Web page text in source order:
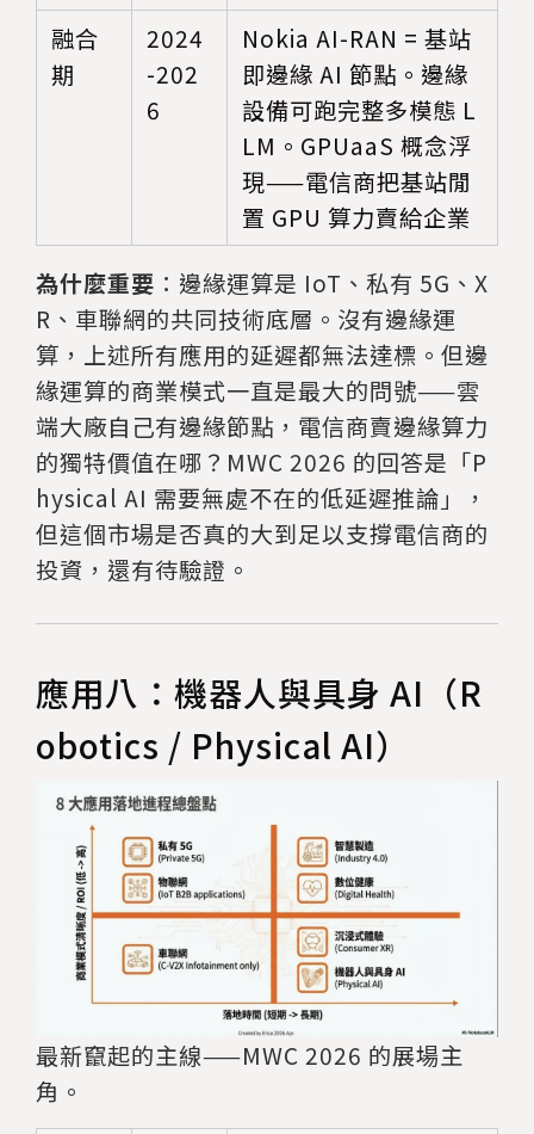
融合
期
2024
-202
6
Nokia AI-RAN = 基站
即邊緣 AI 節點。邊緣
設備可跑完整多模態 L
LM。GPUaaS 概念浮
現——電信商把基站閒
置 GPU 算力賣給企業
為什麼重要 ：邊緣運算是 IoT、私有 5G、X
R、車聯網的共同技術底層。沒有邊緣運
算，上述所有應用的延遲都無法達標。但邊
緣運算的商業模式一直是最大的問號——雲
端大廠自己有邊緣節點，電信商賣邊緣算力
的獨特價值在哪？MWC 2026 的回答是「P
hysical AI 需要無處不在的低延遲推論」，
但這個市場是否真的大到足以支撐電信商的
投資，還有待驗證。
應用八：機器人與具身 AI（R
obotics / Physical AI）
最新竄起的主線——MWC 2026 的展場主
角。